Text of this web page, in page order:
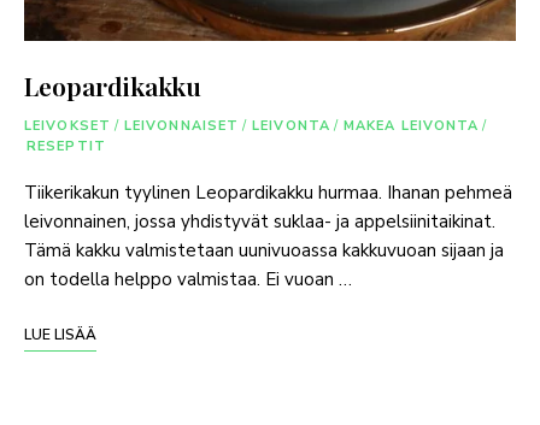
Leopardikakku
LEIVOKSET / LEIVONNAISET / LEIVONTA / MAKEA LEIVONTA /
RESEPTIT
Tiikerikakun tyylinen Leopardikakku hurmaa. Ihanan pehmeä
leivonnainen, jossa yhdistyvät suklaa- ja appelsiinitaikinat.
Tämä kakku valmistetaan uunivuoassa kakkuvuoan sijaan ja
on todella helppo valmistaa. Ei vuoan …
LUE LISÄÄ